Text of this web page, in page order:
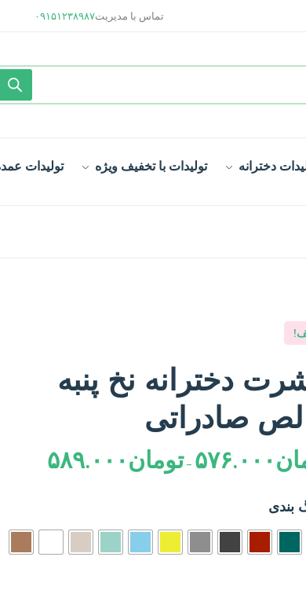
تماس با مدیریت۰۹۱۵۱۲۳۸۹۸۷
دخترانه تولیدات با تخفیف ویژه تولیدات
دخترانه نخ پنبه
صادراتی
۵۷۶.۰۰۰ – تومان۵۸۹.۰۰۰
بندی